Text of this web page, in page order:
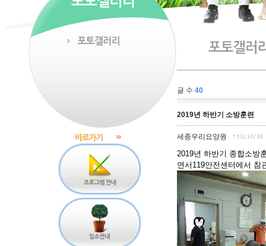
글 수 40
2019년 하반기 소방훈련
세종우리요양원 *.152.142.68
2019년 하반기 종합소방
연서119안전센터에서 참